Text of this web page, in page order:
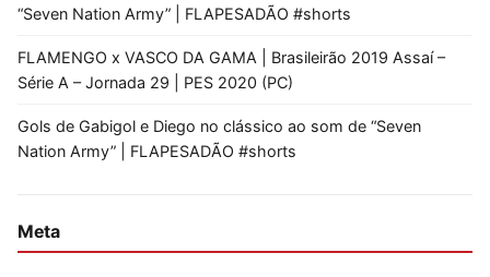
“Seven Nation Army” | FLAPESADÃO #shorts
FLAMENGO x VASCO DA GAMA | Brasileirão 2019 Assaí –
Série A – Jornada 29 | PES 2020 (PC)
Gols de Gabigol e Diego no clássico ao som de “Seven
Nation Army” | FLAPESADÃO #shorts
Meta